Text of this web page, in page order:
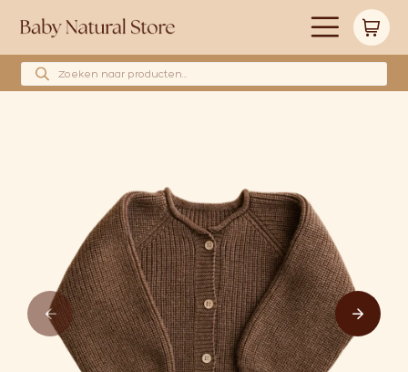
Producten zoeken
Babyshower cadeau’s
Wollen hoeslakens
Cadeaubonnen
Huidverzorging